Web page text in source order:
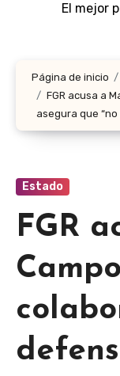
El mejor
Página de inicio
FGR acusa a
asegura que
Estado
FGR